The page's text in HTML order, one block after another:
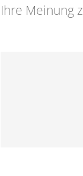
Ihre Meinung